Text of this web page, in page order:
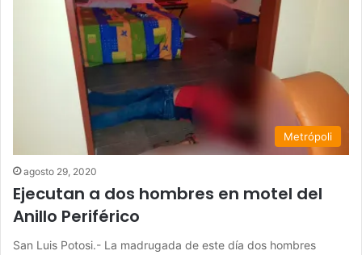
Metrópoli
agosto 29, 2020
Ejecutan a dos hombres en motel del
Anillo Periférico
San Luis Potosi.- La madrugada de este día dos hombres